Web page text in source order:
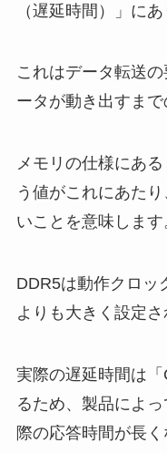
（遅延時間）」にあ
これはデータ転送
ータが動き出すまで
メモリの仕様にあ
う値がこれにあた
いことを意味します
DDR5は動作クロッ
よりも大きく設定さ
実際の遅延時間は
るため、製品によ
際の応答時間が長く